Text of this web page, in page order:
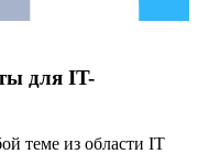
для IT-
теме из области IT